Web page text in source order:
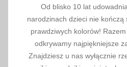
Od blisko 10 lat
narodzinach dzieci nie
prawdziwych kolorów!
odkrywamy najpiękniejsze
Znajdziesz u nas wyłącznie